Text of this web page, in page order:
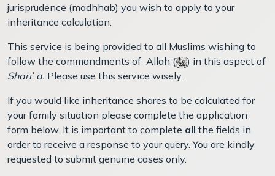
jurisprudence (madhhab) you wish to apply to your
inheritance calculation.
This service is being provided to all Muslims wishing to
follow the commandments of Allah (
) in this aspect of
Sharīʿ a. Please use this service wisely.
If you would like inheritance shares to be calculated for
your family situation please complete the application
form below. It is important to complete all the fields in
order to receive a response to your query. You are kindly
requested to submit genuine cases only.